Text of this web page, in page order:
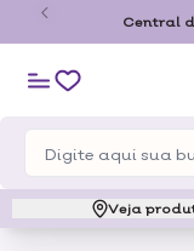
Central
Veja